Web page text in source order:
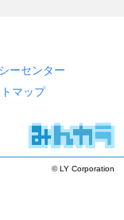
ーセンター
マップ
© LY Corporation